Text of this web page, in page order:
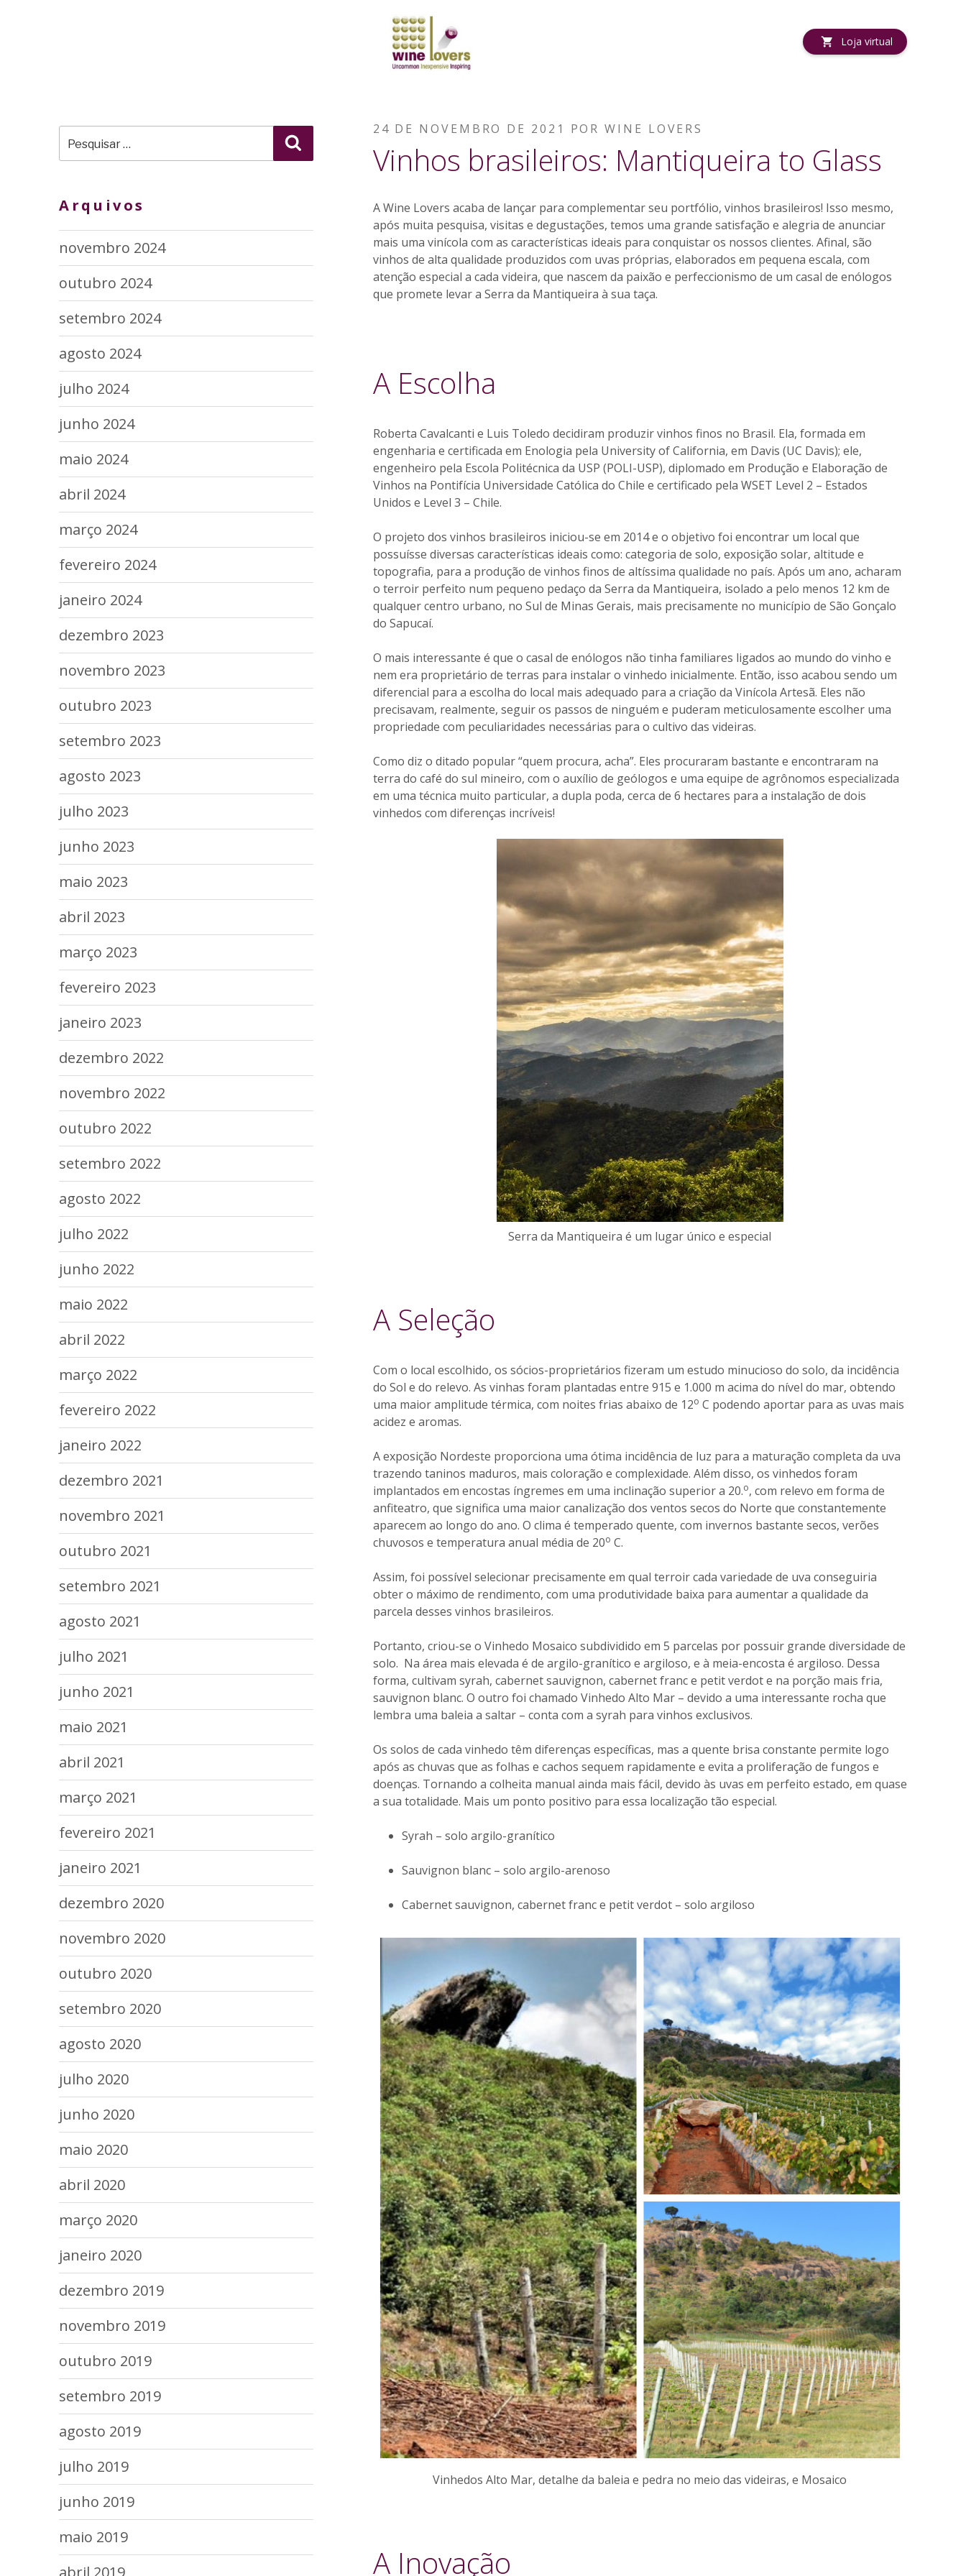
Loja virtual
PUBLICADO
24 DE NOVEMBRO DE 2021 PORWINE LOVERS
Vinhos brasileiros: Mantiqueira to Glass
A Wine Lovers acaba de lançar para complementar seu portfólio, vinhos brasileiros! Isso mesmo,
após muita pesquisa, visitas e degustações, temos uma grande satisfação e alegria de anunciar
mais uma vinícola com as características ideais para conquistar os nossos clientes. Afinal, são
vinhos de alta qualidade produzidos com uvas próprias, elaborados em pequena escala, com
atenção especial a cada videira, que nascem da paixão e perfeccionismo de um casal de enólogos
que promete levar a Serra da Mantiqueira à sua taça.
A Escolha
Roberta Cavalcanti e Luis Toledo decidiram produzir vinhos finos no Brasil. Ela, formada em
engenharia e certificada em Enologia pela University of California, em Davis (UC Davis); ele,
engenheiro pela Escola Politécnica da USP (POLI-USP), diplomado em Produção e Elaboração de
Vinhos na Pontifícia Universidade Católica do Chile e certificado pela WSET Level 2 – Estados
Unidos e Level 3 – Chile.
O projeto dos vinhos brasileiros iniciou-se em 2014 e o objetivo foi encontrar um local que
possuísse diversas características ideais como: categoria de solo, exposição solar, altitude e
topografia, para a produção de vinhos finos de altíssima qualidade no país. Após um ano, acharam
o terroir perfeito num pequeno pedaço da Serra da Mantiqueira, isolado a pelo menos 12 km de
qualquer centro urbano, no Sul de Minas Gerais, mais precisamente no município de São Gonçalo
do Sapucaí.
O mais interessante é que o casal de enólogos não tinha familiares ligados ao mundo do vinho e
nem era proprietário de terras para instalar o vinhedo inicialmente. Então, isso acabou sendo um
diferencial para a escolha do local mais adequado para a criação da Vinícola Artesã. Eles não
precisavam, realmente, seguir os passos de ninguém e puderam meticulosamente escolher uma
propriedade com peculiaridades necessárias para o cultivo das videiras.
Como diz o ditado popular “quem procura, acha”. Eles procuraram bastante e encontraram na
terra do café do sul mineiro, com o auxílio de geólogos e uma equipe de agrônomos especializada
em uma técnica muito particular, a dupla poda, cerca de 6 hectares para a instalação de dois
vinhedos com diferenças incríveis!
Serra da Mantiqueira é um lugar único e especial
A Seleção
Com o local escolhido, os sócios-proprietários fizeram um estudo minucioso do solo, da incidência
do Sol e do relevo. As vinhas foram plantadas entre 915 e 1.000 m acima do nível do mar, obtendo
uma maior amplitude térmica, com noites frias abaixo de 12o C podendo aportar para as uvas mais
acidez e aromas.
A exposição Nordeste proporciona uma ótima incidência de luz para a maturação completa da uva
trazendo taninos maduros, mais coloração e complexidade. Além disso, os vinhedos foram
implantados em encostas íngremes em uma inclinação superior a 20.o, com relevo em forma de
anfiteatro, que significa uma maior canalização dos ventos secos do Norte que constantemente
aparecem ao longo do ano. O clima é temperado quente, com invernos bastante secos, verões
chuvosos e temperatura anual média de 20o C.
Assim, foi possível selecionar precisamente em qual terroir cada variedade de uva conseguiria
obter o máximo de rendimento, com uma produtividade baixa para aumentar a qualidade da
parcela desses vinhos brasileiros.
Portanto, criou-se o Vinhedo Mosaico subdividido em 5 parcelas por possuir grande diversidade de
solo. Na área mais elevada é de argilo-granítico e argiloso, e à meia-encosta é argiloso. Dessa
forma, cultivam syrah, cabernet sauvignon, cabernet franc e petit verdot e na porção mais fria,
sauvignon blanc. O outro foi chamado Vinhedo Alto Mar – devido a uma interessante rocha que
lembra uma baleia a saltar – conta com a syrah para vinhos exclusivos.
Os solos de cada vinhedo têm diferenças específicas, mas a quente brisa constante permite logo
após as chuvas que as folhas e cachos sequem rapidamente e evita a proliferação de fungos e
doenças. Tornando a colheita manual ainda mais fácil, devido às uvas em perfeito estado, em quase
a sua totalidade. Mais um ponto positivo para essa localização tão especial.
Syrah – solo argilo-granítico
Sauvignon blanc – solo argilo-arenoso
Cabernet sauvignon, cabernet franc e petit verdot – solo argiloso
Vinhedos Alto Mar, detalhe da baleia e pedra no meio das videiras, e Mosaico
A Inovação
por:
Arquivos
novembro 2024
outubro 2024
setembro 2024
agosto 2024
julho 2024
junho 2024
maio 2024
abril 2024
março 2024
fevereiro 2024
janeiro 2024
dezembro 2023
novembro 2023
outubro 2023
setembro 2023
agosto 2023
julho 2023
junho 2023
maio 2023
abril 2023
março 2023
fevereiro 2023
janeiro 2023
dezembro 2022
novembro 2022
outubro 2022
setembro 2022
agosto 2022
julho 2022
junho 2022
maio 2022
abril 2022
março 2022
fevereiro 2022
janeiro 2022
dezembro 2021
novembro 2021
outubro 2021
setembro 2021
agosto 2021
julho 2021
junho 2021
maio 2021
abril 2021
março 2021
fevereiro 2021
janeiro 2021
dezembro 2020
novembro 2020
outubro 2020
setembro 2020
agosto 2020
julho 2020
junho 2020
maio 2020
abril 2020
março 2020
janeiro 2020
dezembro 2019
novembro 2019
outubro 2019
setembro 2019
agosto 2019
julho 2019
junho 2019
maio 2019
abril 2019